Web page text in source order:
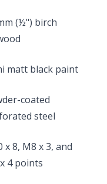
(½") birch
matt black paint
coated
steel
x 8, M8 x 3, and
4 points